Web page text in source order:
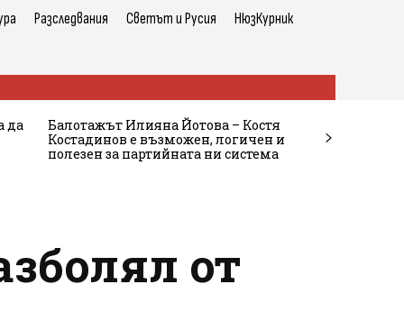
Разследвания Светът и Русия НюзКурник
да
Балотажът Илияна Йотова – Костя
Костадинов е възможен, логичен и
полезен за партийната ни система
от